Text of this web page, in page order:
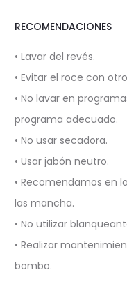
RECOMENDACIONES
• Lavar del revés.
• Evitar el roce con
• No lavar en
programa adecuado.
• No usar secadora.
• Usar jabón neutro.
• Recomendamos en
las mancha.
• No utilizar
• Realizar
bombo.